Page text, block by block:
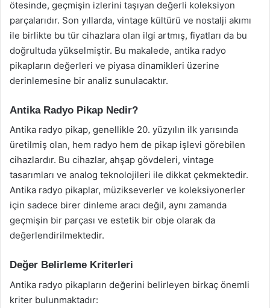
ötesinde, geçmişin izlerini taşıyan değerli koleksiyon
parçalarıdır. Son yıllarda, vintage kültürü ve nostalji akımı
ile birlikte bu tür cihazlara olan ilgi artmış, fiyatları da bu
doğrultuda yükselmiştir. Bu makalede, antika radyo
pikapların değerleri ve piyasa dinamikleri üzerine
derinlemesine bir analiz sunulacaktır.
Antika Radyo Pikap Nedir?
Antika radyo pikap, genellikle 20. yüzyılın ilk yarısında
üretilmiş olan, hem radyo hem de pikap işlevi görebilen
cihazlardır. Bu cihazlar, ahşap gövdeleri, vintage
tasarımları ve analog teknolojileri ile dikkat çekmektedir.
Antika radyo pikaplar, müzikseverler ve koleksiyonerler
için sadece birer dinleme aracı değil, aynı zamanda
geçmişin bir parçası ve estetik bir obje olarak da
değerlendirilmektedir.
Değer Belirleme Kriterleri
Antika radyo pikapların değerini belirleyen birkaç önemli
kriter bulunmaktadır: